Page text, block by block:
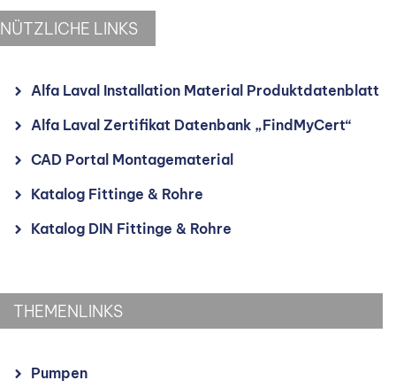
NÜTZLICHE LINKS
Alfa Laval Installation Material Produktdatenblatt
Alfa Laval Zertifikat Datenbank „FindMyCert“
CAD Portal Montagematerial
Katalog Fittinge & Rohre
Katalog DIN Fittinge & Rohre
THEMENLINKS
Pumpen